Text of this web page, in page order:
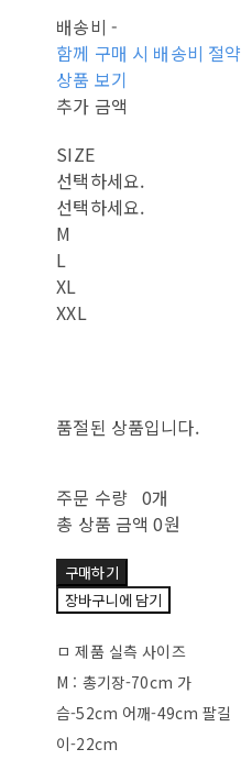
배송비 -
함께 구매 시 배송비 절약
상품 보기
추가 금액
SIZE
선택하세요.
선택하세요.
M
L
XL
XXL
품절된 상품입니다.
주문 수량 0개
총 상품 금액 0원
구매하기
장바구니에 담기
ㅁ 제품 실측 사이즈
M : 총기장-70cm 가
슴-52cm 어깨-49cm 팔길
이-22cm